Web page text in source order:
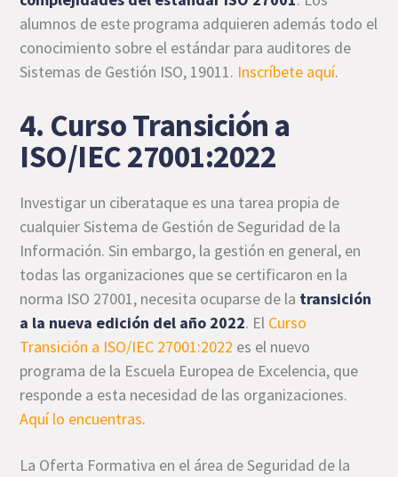
alumnos de este programa adquieren además todo el
conocimiento sobre el estándar para auditores de
Sistemas de Gestión ISO, 19011. Inscríbete aquí.
4. Curso Transición a
ISO/IEC 27001:2022
Investigar un ciberataque es una tarea propia de
cualquier Sistema de Gestión de Seguridad de la
Información. Sin embargo, la gestión en general, en
todas las organizaciones que se certificaron en la
norma ISO 27001, necesita ocuparse de la transición
a la nueva edición del año 2022. El Curso
Transición a ISO/IEC 27001:2022 es el nuevo
programa de la Escuela Europea de Excelencia, que
responde a esta necesidad de las organizaciones.
Aquí lo encuentras.
La Oferta Formativa en el área de Seguridad de la